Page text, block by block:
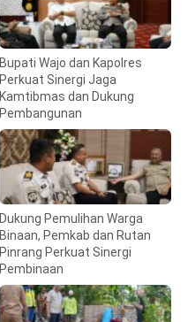
Bupati Wajo dan Kapolres
Perkuat Sinergi Jaga
Kamtibmas dan Dukung
Pembangunan
Dukung Pemulihan Warga
Binaan, Pemkab dan Rutan
Pinrang Perkuat Sinergi
Pembinaan